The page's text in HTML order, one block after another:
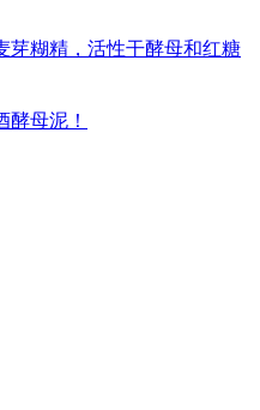
芽糊精，活性干酵母和红糖
母泥！